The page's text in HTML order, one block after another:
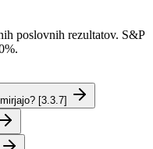
poslovnih rezultatov. S&P
.
[3.3.7]